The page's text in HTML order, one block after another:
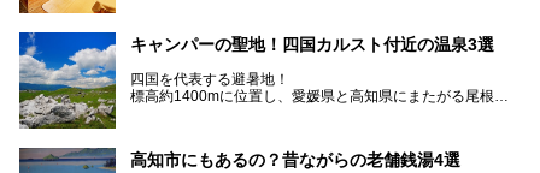
ぜひこれを読んで高知のサウナ探しの参考してくださいね！
キャンパーの聖地！四国カルスト付近の温泉3選
四国を代表する避暑地！
標高約1400mに位置し、愛媛県と高知県にまたがる尾根沿
が見れる場所。
高知市にもあるの？昔ながらの老舗銭湯4選